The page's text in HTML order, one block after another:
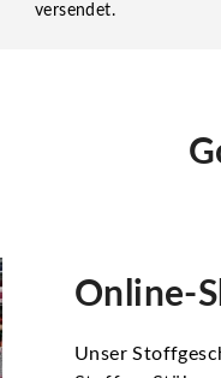
versendet.
Online-
Unser